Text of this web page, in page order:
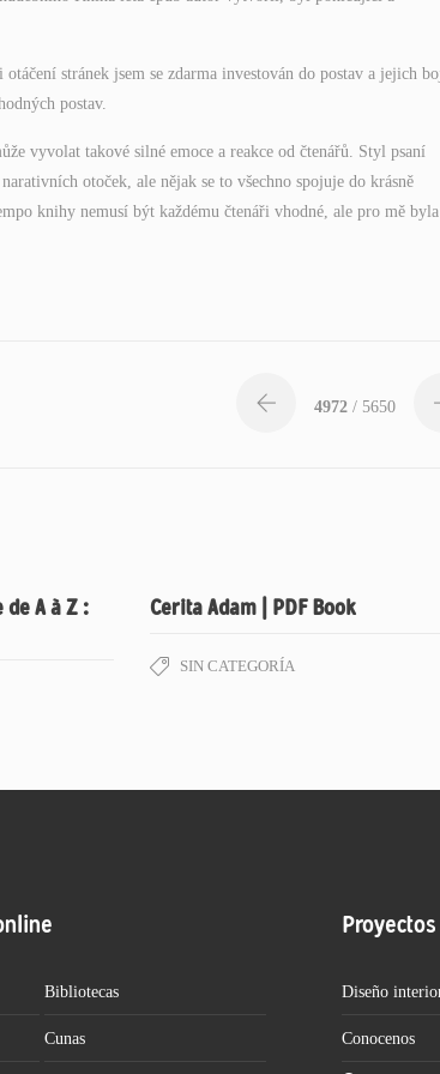
stránek jsem se zdarma investován do postav a jejich
postav.
vyvolat takové silné emoce a reakce od čtenářů. Styl psaní
otoček, ale nějak se to všechno spojuje do krásně
knihy nemusí být každému čtenáři vhodné, ale pro mě byla
4972 / 5650
A à Z :
Cerita Adam | PDF Book
SIN CATEGORÍA
Bibliotecas
Cunas
Diseño
Conocenos